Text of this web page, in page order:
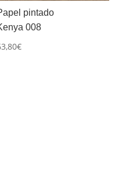
pintado
008
€